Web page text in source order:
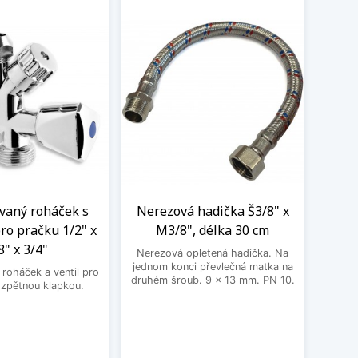
roháček s
pračku 1/2" x
x 3/4"
roháček a ventil pro
klapkou.
Nerezová hadička Š3/8" x
M3/8", délka 30 cm
Nerezová opletená hadička. Na
jednom konci převlečná matka na
druhém šroub. 9 x 13 mm. PN 10.